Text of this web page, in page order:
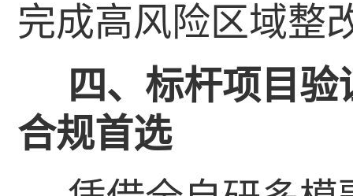
完成高风险区域整
四、标杆项目
合规首选